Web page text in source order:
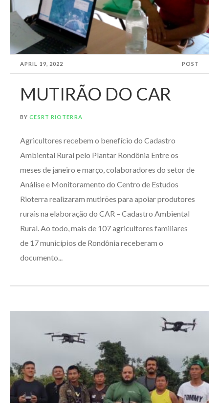
APRIL 19, 2022 POST
MUTIRÃO DO CAR
BYCESRT RIOTERRA
Agricultores recebem o benefício do Cadastro
Ambiental Rural pelo Plantar Rondônia Entre os
meses de janeiro e março, colaboradores do setor de
Análise e Monitoramento do Centro de Estudos
Rioterra realizaram mutirões para apoiar produtores
rurais na elaboração do CAR – Cadastro Ambiental
Rural. Ao todo, mais de 107 agricultores familiares
de 17 municípios de Rondônia receberam o
documento...